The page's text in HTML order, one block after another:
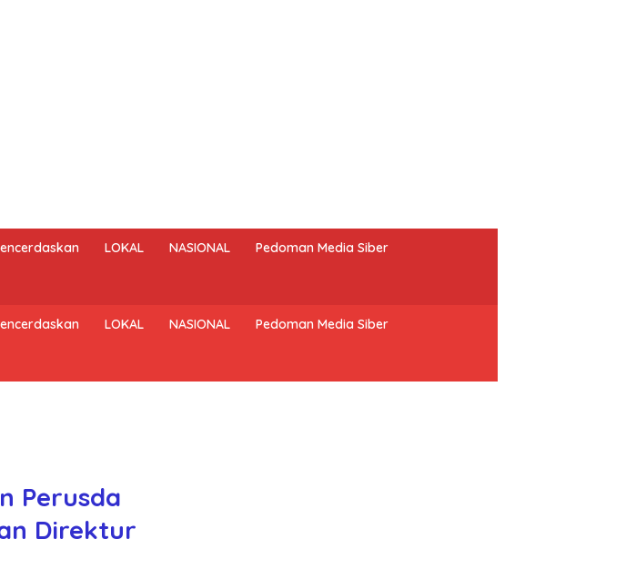
LOKAL NASIONAL Pedoman Media Siber
LOKAL NASIONAL Pedoman Media Siber
Perusda
Direktur